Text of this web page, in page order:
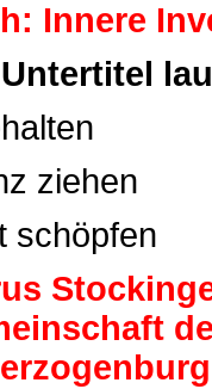
Innere
ziehen
schöpfen